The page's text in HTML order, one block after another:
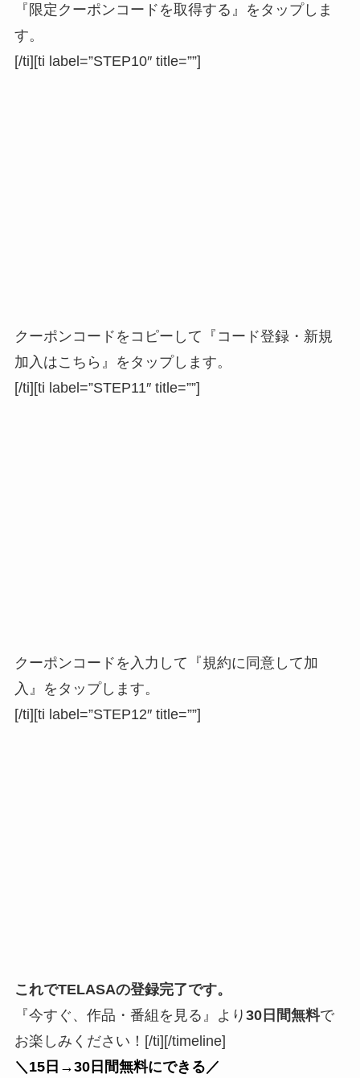
『限定クーポンコードを取得する』をタップしま
す。
[/ti][ti label=”STEP10″ title=””]
クーポンコードをコピーして『コード登録・新規
加入はこちら』をタップします。
[/ti][ti label=”STEP11″ title=””]
クーポンコードを入力して『規約に同意して加
入』をタップします。
[/ti][ti label=”STEP12″ title=””]
これでTELASAの登録完了です。
『今すぐ、作品・番組を見る』より 30日間無料で
お楽しみください！[/ti][/timeline]
＼15日→30日間無料にできる／